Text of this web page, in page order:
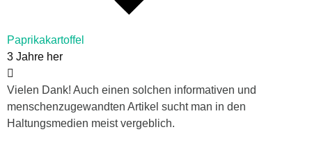
Paprikakartoffel
3 Jahre her
Vielen Dank! Auch einen solchen informativen und
menschenzugewandten Artikel sucht man in den
Haltungsmedien meist vergeblich.